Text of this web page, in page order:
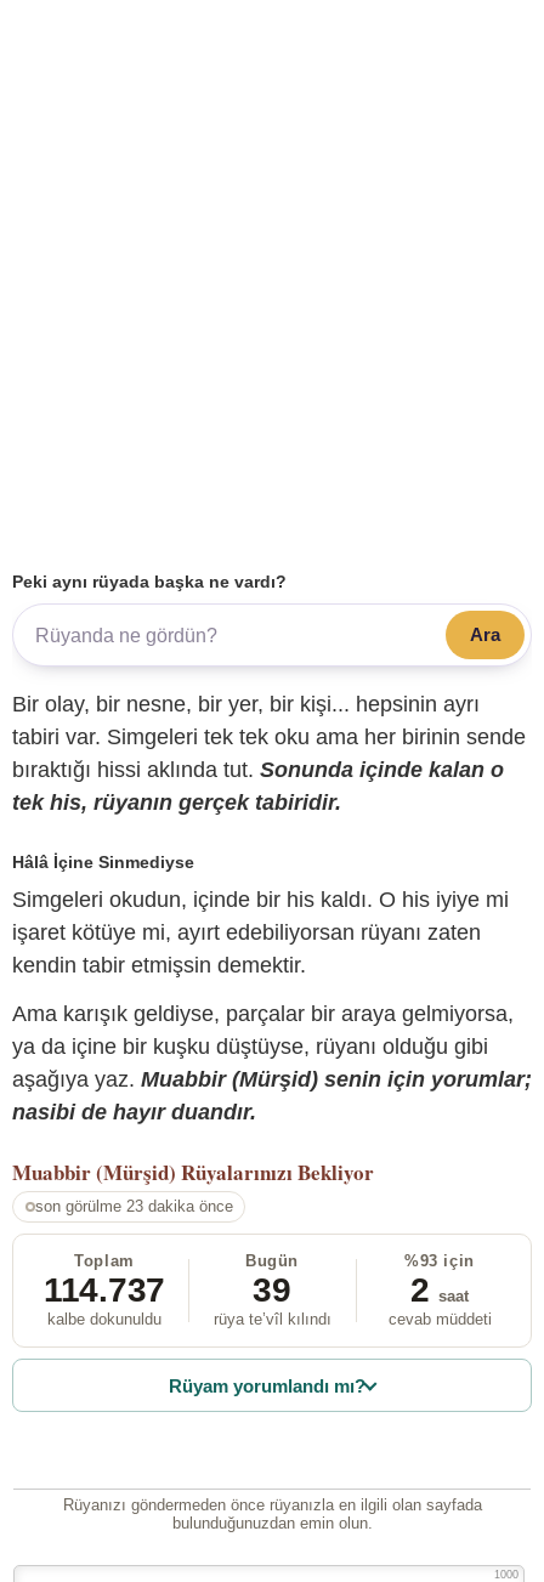
Peki aynı rüyada başka ne vardı?
Ara
Bir olay, bir nesne, bir yer, bir kişi... hepsinin ayrı
tabiri var. Simgeleri tek tek oku ama her birinin sende
bıraktığı hissi aklında tut. Sonunda içinde kalan o
tek his, rüyanın gerçek tabiridir.
Hâlâ İçine Sinmediyse
Simgeleri okudun, içinde bir his kaldı. O his iyiye mi
işaret kötüye mi, ayırt edebiliyorsan rüyanı zaten
kendin tabir etmişsin demektir.
Ama karışık geldiyse, parçalar bir araya gelmiyorsa,
ya da içine bir kuşku düştüyse, rüyanı olduğu gibi
aşağıya yaz. Muabbir (Mürşid) senin için yorumlar;
nasibi de hayır duandır.
Muabbir (Mürşid) Rüyalarınızı Bekliyor
son görülme 23 dakika önce
Toplam
114.737
kalbe dokunuldu
Bugün
39
rüya te’vîl kılındı
%93 için
2 saat
cevab müddeti
Rüyam yorumlandı mı?
Rüyanızı göndermeden önce rüyanızla en ilgili olan sayfada
bulunduğunuzdan emin olun.
1000